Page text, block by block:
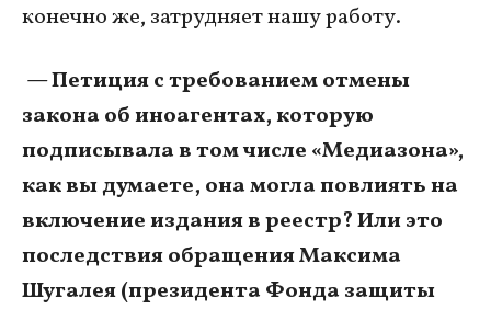
конечно же, затрудняет нашу работу.
— Петиция с требованием отмены
закона об иноагентах, которую
подписывала в том числе «Медиазона»,
как вы думаете, она могла повлиять на
включение издания в реестр? Или это
последствия обращения Максима
Шугалея (президента Фонда защиты